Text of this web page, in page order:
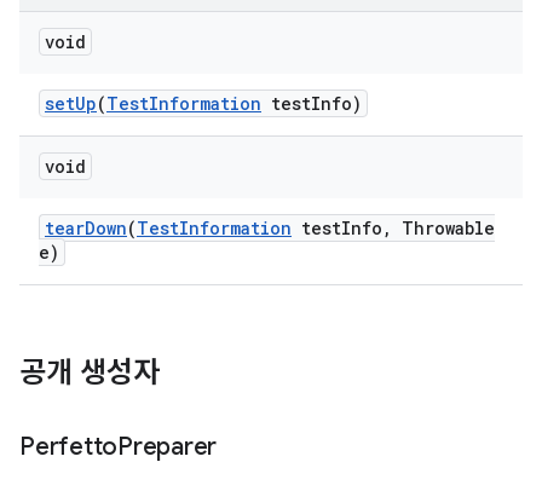
void
setUp(TestInformation testInfo)
void
tearDown(TestInformation testInfo ,
Throwable
e)
공개 생성자
PerfettoPreparer